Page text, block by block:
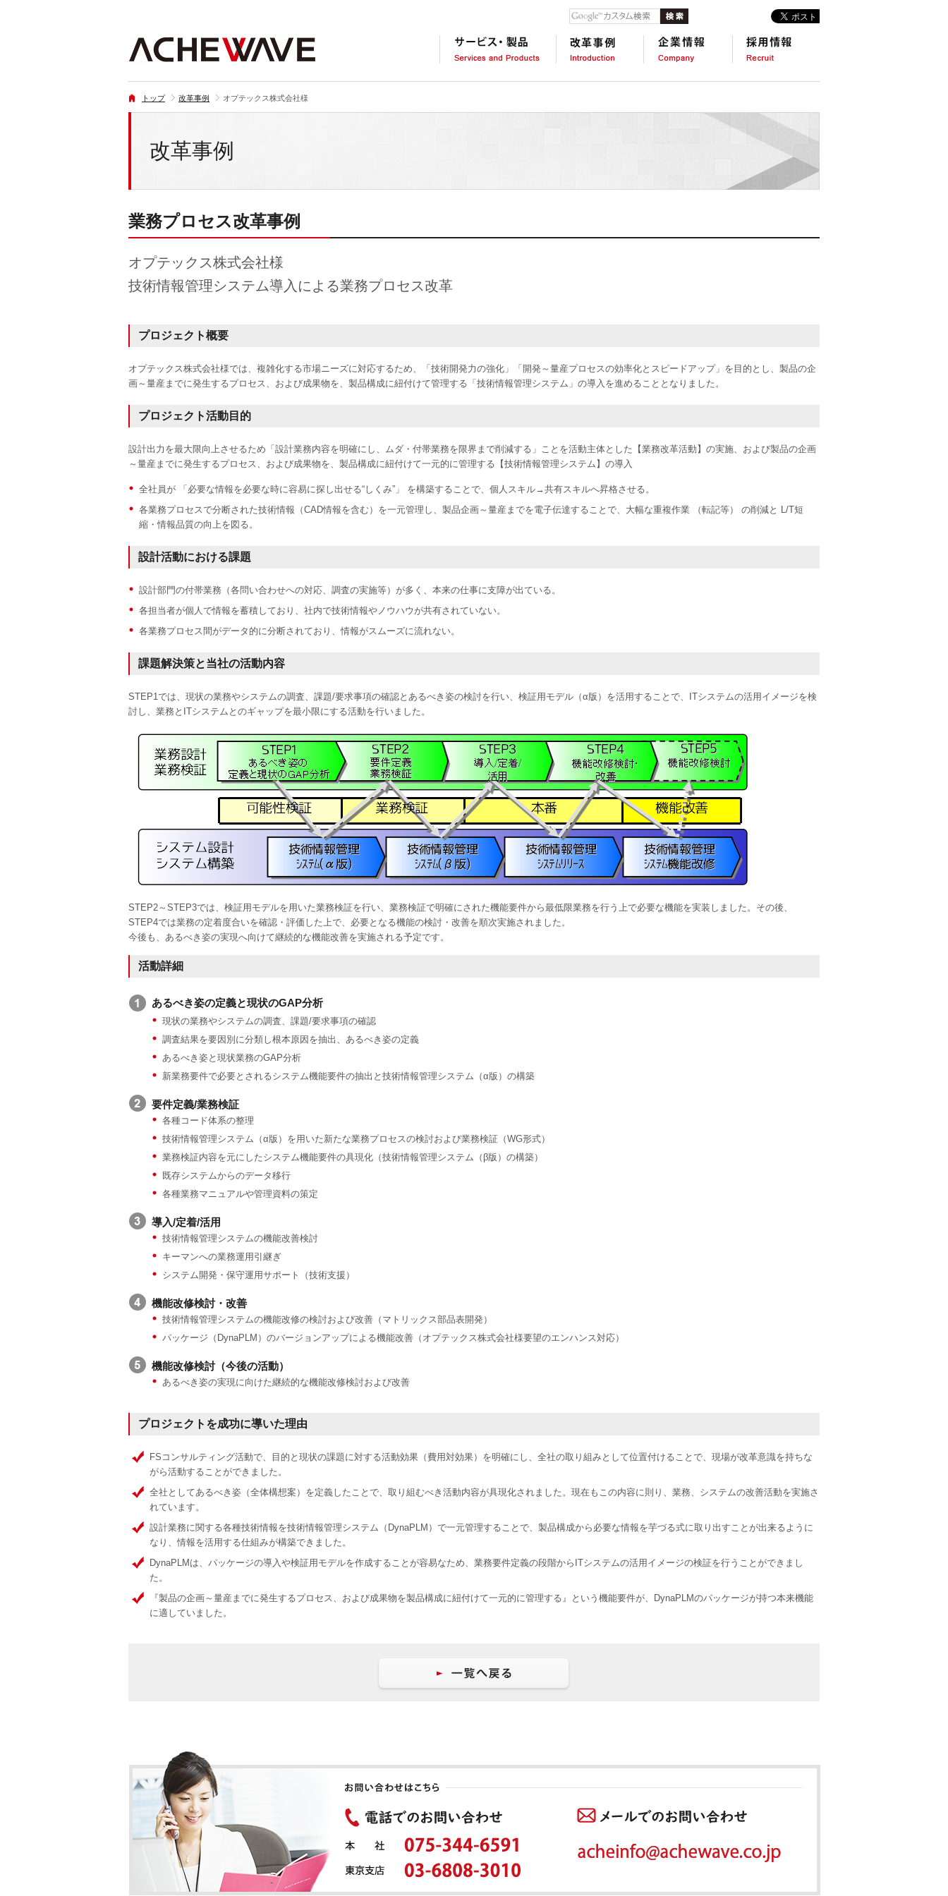
本
ま
で
トップ 改革事例 オプテックス株式会社様
改革事例
業務プロセス改革事例
オプテックス株式会社様
技術情報管理システム導入による業務プロセス改革
プロジェクト概要
オプテックス株式会社様では、複雑化する市場ニーズに対応するため、「技術開発力の強化」「開発～量産プロセスの効率化とスピードアップ」を目的とし、製品の企
画～量産までに発生するプロセス、および成果物を、製品構成に紐付けて管理する「技術情報管理システム」の導入を進めることとなりました。
プロジェクト活動目的
設計出力を最大限向上させるため「設計業務内容を明確にし、ムダ・付帯業務を限界まで削減する」ことを活動主体とした【業務改革活動】の実施、および製品の企画
～量産までに発生するプロセス、および成果物を、製品構成に紐付けて一元的に管理する【技術情報管理システム】の導入
全社員が 「必要な情報を必要な時に容易に探し出せる“しくみ”」 を構築することで、個人スキル→共有スキルへ昇格させる。
各業務プロセスで分断された技術情報（CAD情報を含む）を一元管理し、製品企画～量産までを電子伝達することで、大幅な重複作業 （転記等） の削減と L/T短
縮・情報品質の向上を図る。
設計活動における課題
設計部門の付帯業務（各問い合わせへの対応、調査の実施等）が多く、本来の仕事に支障が出ている。
各担当者が個人で情報を蓄積しており、社内で技術情報やノウハウが共有されていない。
各業務プロセス間がデータ的に分断されており、情報がスムーズに流れない。
課題解決策と当社の活動内容
STEP1では、現状の業務やシステムの調査、課題/要求事項の確認とあるべき姿の検討を行い、検証用モデル（α版）を活用することで、ITシステムの活用イメージを検
討し、業務とITシステムとのギャップを最小限にする活動を行いました。
STEP2～STEP3では、検証用モデルを用いた業務検証を行い、業務検証で明確にされた機能要件から最低限業務を行う上で必要な機能を実装しました。その後、
STEP4では業務の定着度合いを確認・評価した上で、必要となる機能の検討・改善を順次実施されました。
今後も、あるべき姿の実現へ向けて継続的な機能改善を実施される予定です。
活動詳細
あるべき姿の定義と現状のGAP分析
現状の業務やシステムの調査、課題/要求事項の確認
調査結果を要因別に分類し根本原因を抽出、あるべき姿の定義
あるべき姿と現状業務のGAP分析
新業務要件で必要とされるシステム機能要件の抽出と技術情報管理システム（α版）の構築
要件定義/業務検証
各種コード体系の整理
技術情報管理システム（α版）を用いた新たな業務プロセスの検討および業務検証（WG形式）
業務検証内容を元にしたシステム機能要件の具現化（技術情報管理システム（β版）の構築）
既存システムからのデータ移行
各種業務マニュアルや管理資料の策定
導入/定着/活用
技術情報管理システムの機能改善検討
キーマンへの業務運用引継ぎ
システム開発・保守運用サポート（技術支援）
機能改修検討・改善
技術情報管理システムの機能改修の検討および改善（マトリックス部品表開発）
パッケージ（DynaPLM）のバージョンアップによる機能改善（オプテックス株式会社様要望のエンハンス対応）
機能改修検討（今後の活動）
あるべき姿の実現に向けた継続的な機能改修検討および改善
プロジェクトを成功に導いた理由
FSコンサルティング活動で、目的と現状の課題に対する活動効果（費用対効果）を明確にし、全社の取り組みとして位置付けることで、現場が改革意識を持ちな
がら活動することができました。
全社としてあるべき姿（全体構想案）を定義したことで、取り組むべき活動内容が具現化されました。現在もこの内容に則り、業務、システムの改善活動を実施さ
れています。
設計業務に関する各種技術情報を技術情報管理システム（DynaPLM）で一元管理することで、製品構成から必要な情報を芋づる式に取り出すことが出来るように
なり、情報を活用する仕組みが構築できました。
DynaPLMは、パッケージの導入や検証用モデルを作成することが容易なため、業務要件定義の段階からITシステムの活用イメージの検証を行うことができまし
た。
『製品の企画～量産までに発生するプロセス、および成果物を製品構成に紐付けて一元的に管理する』という機能要件が、DynaPLMのパッケージが持つ本来機能
に適していました。